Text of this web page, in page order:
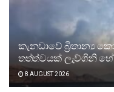
කැනඩාවේ බ්‍රිතාන්‍ය
තත්ත්වයක් ලැව්ගිනි
8 AUGUST 2026